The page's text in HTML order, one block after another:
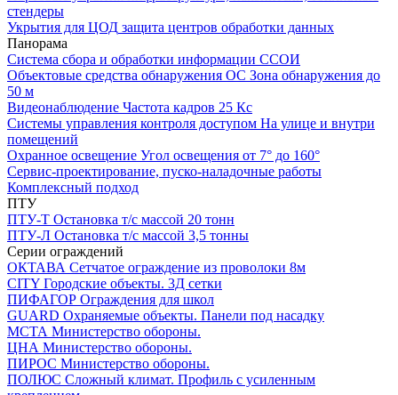
стендеры
Укрытия для ЦОД защита центров обработки данных
Панорама
Система сбора и обработки информации ССОИ
Объектовые средства обнаружения ОС Зона обнаружения до
50 м
Видеонаблюдение Частота кадров 25 Кс
Системы управления контроля доступом На улице и внутри
помещений
Охранное освещение Угол освещения от 7° до 160°
Сервис-проектирование, пуско-наладочные работы
Комплексный подход
ПТУ
ПТУ-Т Остановка т/c массой 20 тонн
ПТУ-Л Остановка т/c массой 3,5 тонны
Серии ограждений
ОКТАВА Сетчатое ограждение из проволоки 8м
CITY Городские объекты. 3Д сетки
ПИФАГОР Ограждения для школ
GUARD Охраняемые объекты. Панели под насадку
МСТА Министерство обороны.
ЦНА Министерство обороны.
ПИРОС Министерство обороны.
ПОЛЮС Сложный климат. Профиль с усиленным